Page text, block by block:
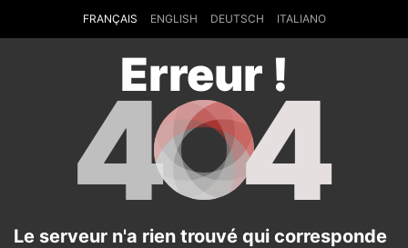
FRANÇAIS ENGLISH DEUTSCH ITALIANO
Erreur !
4 4
Le serveur n'a rien trouvé qui corresponde